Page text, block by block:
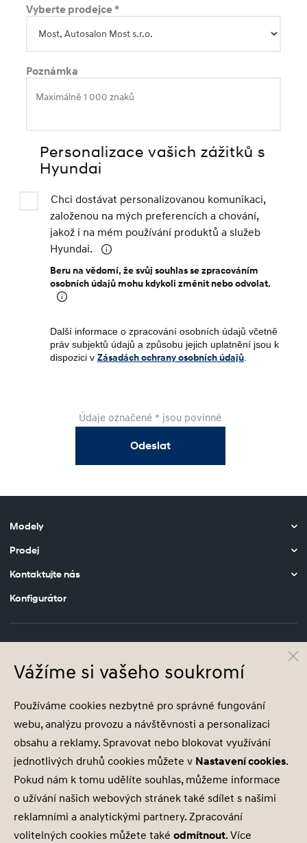
Vyberte prodejce *
Poznámka
Personalizace vašich zážitků s
Hyundai
Chci dostávat personalizovanou komunikaci,
založenou na mých preferencích a chování,
jakož i na mém používání produktů a služeb
Hyundai.
Beru na vědomí, že svůj souhlas se zpracováním
osobních údajů mohu kdykoli změnit nebo odvolat.
Další informace o zpracování osobních údajů včetně
práv subjektů údajů a způsobu jejich uplatnění jsou k
dispozici v Zásadách ochrany osobních údajů
Údaje označené * jsou povinné
Odeslat
Modely
Prodej
Kontaktujte nás
Konfigurátor
© Hyundai Motor Czech s.r.o.
Společnost je zapsána v obchodním rejstříku vedeném u Krajského soudu v Ústí
nad Labem, oddíl C, vložka 26770, IČ 28683544
Nastavení cookies
Zásady zpracování osobních údajů
Seznam příjemců
Vážíme si vašeho soukromí
Používáme cookies nezbytné pro správné fungování
webu, analýzu provozu a návštěvnosti a personalizaci
obsahu a reklamy. Spravovat nebo blokovat využívání
jednotlivých druhů cookies můžete v Nastavení cookies.
Pokud nám k tomu udělíte souhlas, můžeme informace
o užívání našich webových stránek také sdílet s našimi
reklamními a analytickými partnery. Zpracování
volitelných cookies můžete také odmítnout. Více